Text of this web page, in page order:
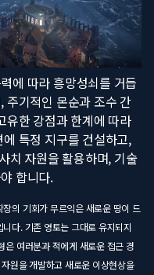
에 따라 흥망성쇠를 거듭
주기적인 몬순과 조수 간
유한 강점과 한계에 따라
특정 지구를 건설하고,
치 자원을 활용하며, 기술
합니다.
의 기회가 무르익은 새로운 땅이 드
다. 기존 영토는 그대로 유지되지
은 여러분과 적에게 새로운 접근 경
원을 개발하고 새로운 이상현상을